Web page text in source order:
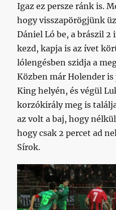
Igaz ez persze ránk is.
hogy visszapörögjünk
Dániel Ló be, a brászil 2
kezd, kapja is az ívet
lólengésben szidja a
Közben már Holender
King helyén, és végül
korzókirály meg is
az volt a baj, hogy
hogy csak 2 percet ad
Sírok.